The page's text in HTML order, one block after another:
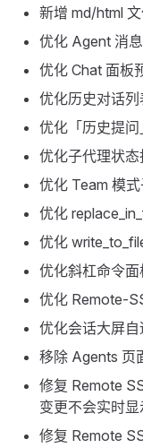
新增 md/html
优化 Agent 消
优化 Chat 面板
优化历史对话
优化「历史提
优化子代理状
优化 Team 模
优化
优化
优化斜杠命令
优化 Remote-
优化会话大屏
移除 Agents 页
修复 Remote
变更不会实时
修复 Remote